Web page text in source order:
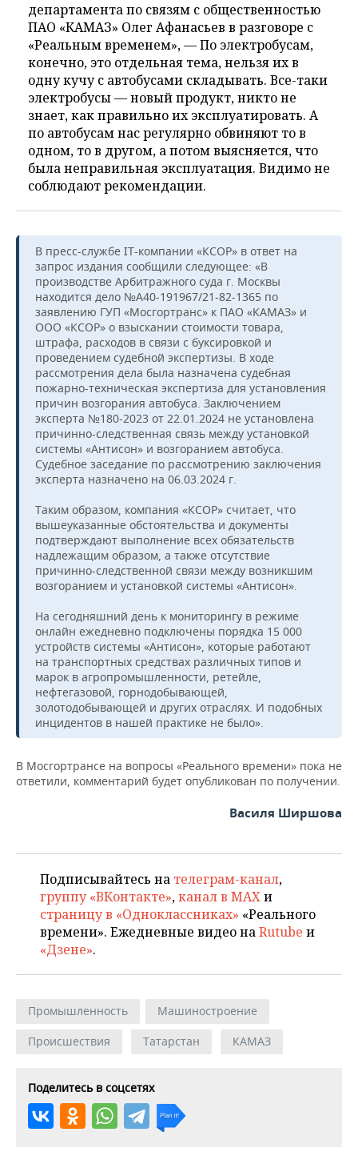
департамента по связям с общественностью
ПАО «КАМАЗ» Олег Афанасьев в разговоре с
«Реальным временем», — По электробусам,
конечно, это отдельная тема, нельзя их в
одну кучу с автобусами складывать. Все-таки
электробусы — новый продукт, никто не
знает, как правильно их эксплуатировать. А
по автобусам нас регулярно обвиняют то в
одном, то в другом, а потом выясняется, что
была неправильная эксплуатация. Видимо не
соблюдают рекомендации.
В пресс-службе IT-компании «КСОР» в ответ на
запрос издания сообщили следующее: «В
производстве Арбитражного суда г. Москвы
находится дело №А40-191967/21-82-1365 по
заявлению ГУП «Мосгортранс» к ПАО «КАМАЗ» и
ООО «КСОР» о взыскании стоимости товара,
штрафа, расходов в связи с буксировкой и
проведением судебной экспертизы. В ходе
рассмотрения дела была назначена судебная
пожарно-техническая экспертиза для установления
причин возгорания автобуса. Заключением
эксперта №180-2023 от 22.01.2024 не установлена
причинно-следственная связь между установкой
системы «Антисон» и возгоранием автобуса.
Судебное заседание по рассмотрению заключения
эксперта назначено на 06.03.2024 г.
Таким образом, компания «КСОР» считает, что
вышеуказанные обстоятельства и документы
подтверждают выполнение всех обязательств
надлежащим образом, а также отсутствие
причинно-следственной связи между возникшим
возгоранием и установкой системы «Антисон».
На сегодняшний день к мониторингу в режиме
онлайн ежедневно подключены порядка 15 000
устройств системы «Антисон», которые работают
на транспортных средствах различных типов и
марок в агропромышленности, ретейле,
нефтегазовой, горнодобывающей,
золотодобывающей и других отраслях. И подобных
инцидентов в нашей практике не было».
В Мосгортрансе на вопросы «Реального времени» пока не
ответили, комментарий будет опубликован по получении.
Василя Ширшова
Подписывайтесь на телеграм-канал,
группу «ВКонтакте»,канал в MAXи
страницу в «Одноклассниках» «Реального
времени». Ежедневные видео наRutube и
«Дзене».
Промышленность
Машиностроение
Происшествия
Татарстан КАМАЗ
Поделитесь в соцсетях